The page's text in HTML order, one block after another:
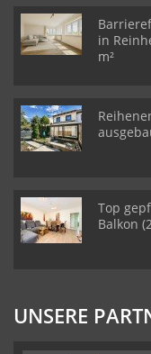
in
m²
Top
Balkon
UNSERE